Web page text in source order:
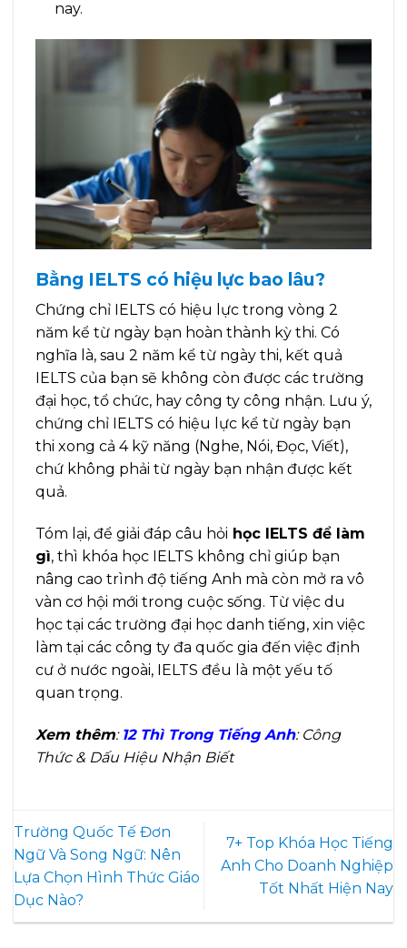
nay.
Bằng IELTS có hiệu lực bao lâu?
Chứng chỉ IELTS có hiệu lực trong vòng 2
năm kể từ ngày bạn hoàn thành kỳ thi. Có
nghĩa là, sau 2 năm kể từ ngày thi, kết quả
IELTS của bạn sẽ không còn được các trường
đại học, tổ chức, hay công ty công nhận. Lưu ý,
chứng chỉ IELTS có hiệu lực kể từ ngày bạn
thi xong cả 4 kỹ năng (Nghe, Nói, Đọc, Viết),
chứ không phải từ ngày bạn nhận được kết
quả.
Tóm lại, để giải đáp câu hỏi học IELTS để làm
gì, thì khóa học IELTS không chỉ giúp bạn
nâng cao trình độ tiếng Anh mà còn mở ra vô
vàn cơ hội mới trong cuộc sống. Từ việc du
học tại các trường đại học danh tiếng, xin việc
làm tại các công ty đa quốc gia đến việc định
cư ở nước ngoài, IELTS đều là một yếu tố
quan trọng.
Xem thêm: 12 Thì Trong Tiếng Anh: Công
Thức & Dấu Hiệu Nhận Biết
Trường Quốc Tế Đơn
Ngữ Và Song Ngữ: Nên
Lựa Chọn Hình Thức Giáo
Dục Nào?
7+ Top Khóa Học Tiếng
Anh Cho Doanh Nghiệp
Tốt Nhất Hiện Nay